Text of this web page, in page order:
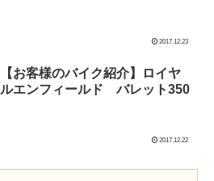
2017.12.23
【お客様のバイク紹介】ロイヤ
ルエンフィールド バレット350
2017.12.22